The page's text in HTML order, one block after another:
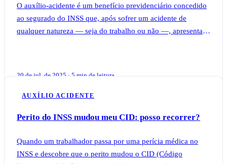
O auxílio-acidente é um benefício previdenciário concedido
ao segurado do INSS que, após sofrer um acidente de
qualquer natureza — seja do trabalho ou não —, apresenta
20 de jul. de 2025 · 5 min de leitura
AUXÍLIO ACIDENTE
Perito do INSS mudou meu CID: posso recorrer?
Quando um trabalhador passa por uma perícia médica no
INSS e descobre que o perito mudou o CID (Código